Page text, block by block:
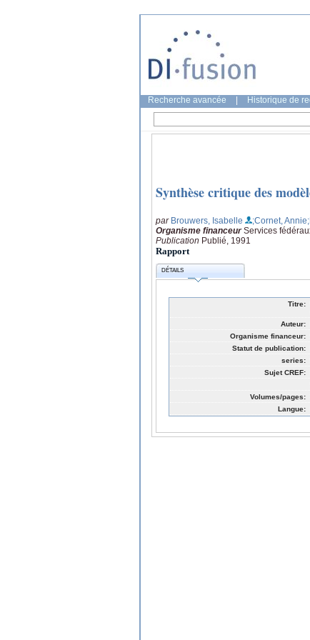
Recherche avancée Historique de
Synthèse critique des
par Brouwers, Isabelle ;Cornet, Annie
Organisme financeur Services
Publication Publié, 1991
Rapport
DÉTAILS
Titre:
Auteur:
Organisme financeur:
Statut de publication:
series:
Sujet CREF:
Volumes/pages:
Langue: